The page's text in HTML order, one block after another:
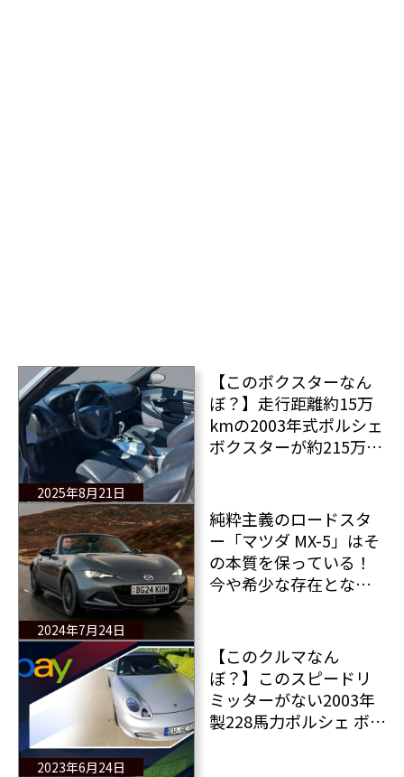
2025年8月21日
【このボクスターなん
ぼ？】走行距離約15万
kmの2003年式ポルシェ
ボクスターが約215万円
い
2024年7月24日
純粋主義のロードスタ
ー「マツダ MX-5」はそ
の本質を保っている！
今や希少な存在となっ
2023年6月24日
【このクルマなん
ぼ？】このスピードリ
ミッターがない2003年
製228馬力ポルシェ ボク